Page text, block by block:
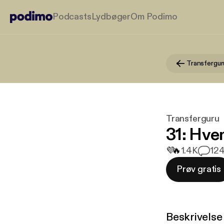
PodcastsLydbøgerOm Podimo
Transferguru
31:
💜🔥1.4K 12
Prøv gratis
Beskrivelse